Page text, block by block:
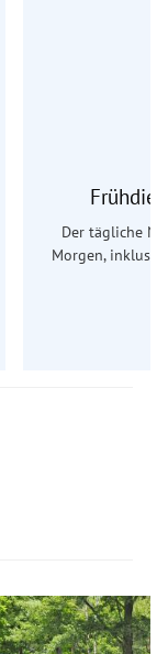
Der tägliche
Morgen,